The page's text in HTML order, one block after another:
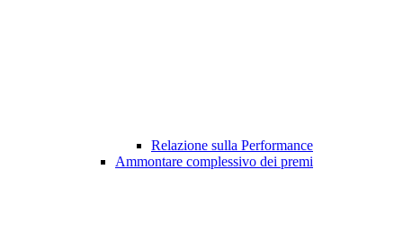
Relazione sulla Performance
Ammontare complessivo dei premi